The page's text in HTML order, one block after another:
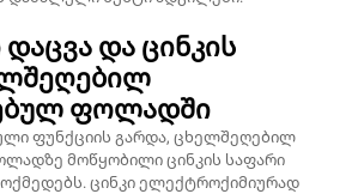
და ცინკის
ფოლადში
ფუნქციის გარდა, ცხელშეღებილ
მოწყობილი ცინკის საფარი
ცინკი ელექტროქიმიურად